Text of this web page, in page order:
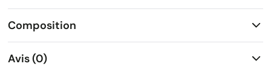
Composition
Avis (0)